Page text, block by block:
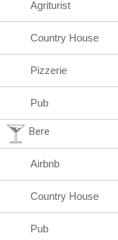
Agriturist
Country House
Pizzerie
Pub
Bere
Airbnb
Country House
Pub